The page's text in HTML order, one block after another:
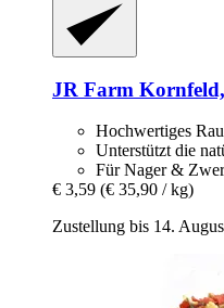
JR Farm
Hochwertiges
Unterstützt die
Für Nager &
€ 3,59 (€ 35,90 / kg)
Zustellung bis 14.